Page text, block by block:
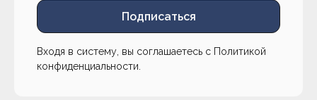
Подписаться
Входя в систему, вы соглашаетесь с Политикой
конфиденциальности